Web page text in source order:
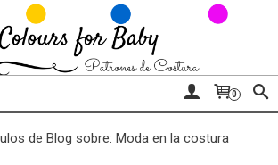
0
de Blog sobre: Moda en la costura